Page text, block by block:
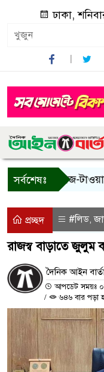
ঢাকা,
সর্বশেষঃ
শুধু আওয়াজ-টাওয়াজ শোনা
প্রচ্ছদ #লিড,
রাজস্ব বাড়াতে জুলুম
দৈনিক আইন
আপডেট সময়ঃ
/
৬৪৬ বার পড়া